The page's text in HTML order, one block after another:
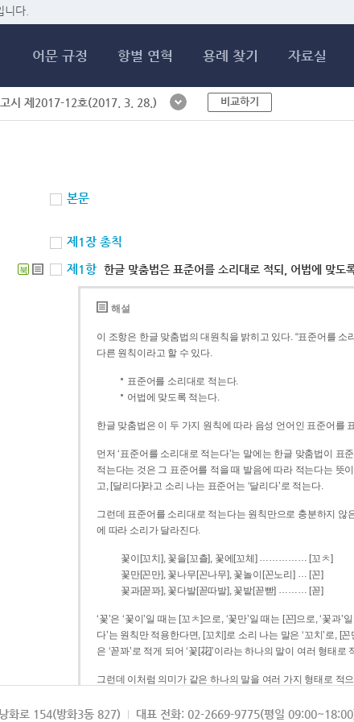
다.
어문 규정 항별 연혁 용례 찾기 자료실
시 제2017-12호(2017. 3. 28.) 비교하기
본문
제1장 총칙
북 제1항 한글 맞춤법은 표준어를 소리대로 적되, 어법에 맞도
해설
이 조항은 한글 맞춤법의 대원칙을 밝히고 있다. “표준어를 소
다른 원칙이라고 할 수 있다.
표준어를 소리대로 적는다.
어법에 맞도록 적는다.
한글 맞춤법은 이 두 가지 원칙에 따라 음성 언어인 표준어를
먼저 ‘표준어를 소리대로 적는다’는 말에는 한글 맞춤법이 표
적는다는 것은 그 표준어를 적을 때 발음에 따라 적는다는 뜻이다. 이를테면 [나무]라고 소리 나는 표준어는 ‘나무
고, [달리다]라고 소리 나는 표준어는 ‘달리다’로 적는다.
그런데 표준어를 소리대로 적는다는 원칙만으로 충분하지 않
에 따라 소리가 달라진다.
꽃이[꼬치], 꽃을[꼬츨], 꽃에[꼬체] …………… [꼬ㅊ]
꽃만[꼰만], 꽃나무[꼰나무], 꽃놀이[꼰노리] … [꼰]
꽃과[꼳꽈], 꽃다발[꼳따발], 꽃밭[꼳빧] ……… [꼳]
‘꽃’은 ‘꽃이’일 때는 [꼬ㅊ]으로, ‘꽃만’일 때는 [꼰]으로, ‘꽃
다’는 원칙만 적용한다면, [꼬치]로 소리 나는 말은 ‘꼬치’로, [꼰만]으로 소리 나는 말은 ‘꼰만’으로, [꼳꽈]로 소리 나는 말
은 ‘꼳꽈’로 적게 되어 ‘꽃[花]’이라는 하나의 말이 여러 형태로
그런데 이처럼 의미가 같은 하나의 말을 여러 가지 형태로 적
되게 적는 것이 의미를 파악하는 데 효과적이다.
화로 154(방화3동 827) 대표 전화: 02-2669-9775(평일